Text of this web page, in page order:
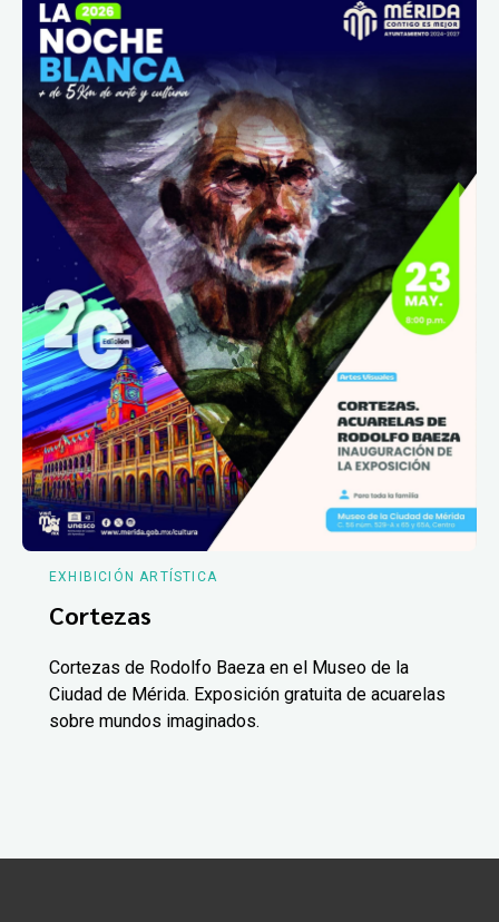
EXHIBICIÓN ARTÍSTICA
Cortezas
Cortezas de Rodolfo Baeza en el Museo de la
Ciudad de Mérida. Exposición gratuita de acuarelas
sobre mundos imaginados.